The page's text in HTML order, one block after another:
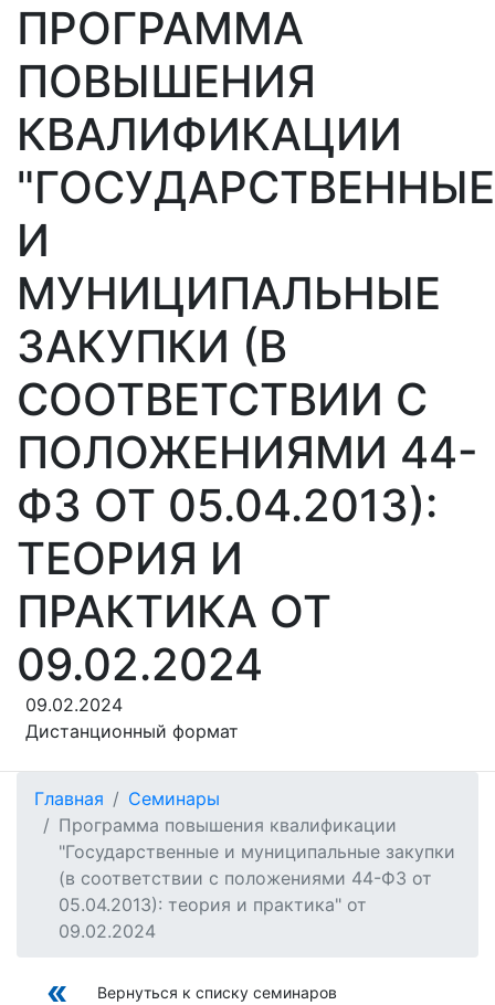
ПРОГРАММА
ПОВЫШЕНИЯ
КВАЛИФИКАЦИИ
"ГОСУДАРСТВЕННЫЕ
И
МУНИЦИПАЛЬНЫЕ
ЗАКУПКИ (В
СООТВЕТСТВИИ С
ПОЛОЖЕНИЯМИ 44-
ФЗ ОТ 05.04.2013):
ТЕОРИЯ И
ПРАКТИКА ОТ
09.02.2024
09.02.2024
Дистанционный формат
Главная
Семинары
Программа повышения квалификации
"Государственные и муниципальные закупки
(в соответствии с положениями 44-ФЗ от
05.04.2013): теория и практика" от
09.02.2024
Вернуться к списку семинаров